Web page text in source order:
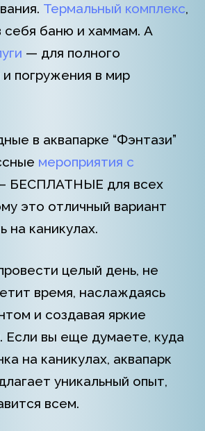
Термальный комплекс,
баню и хаммам. А
— для полного
погружения в мир
в аквапарке “Фэнтази”
мероприятия с
– БЕСПЛАТНЫЕ для всех
это отличный вариант
на каникулах.
целый день, не
время, наслаждаясь
и создавая яркие
Если вы еще думаете, куда
на каникулах, аквапарк
уникальный опыт,
всем.